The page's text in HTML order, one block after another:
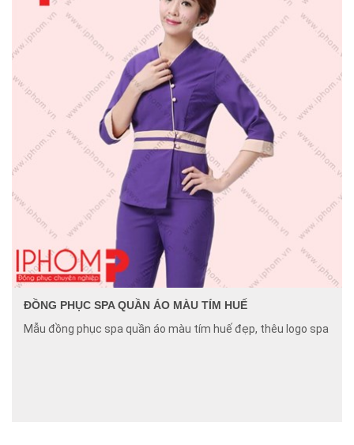
ĐỒNG PHỤC SPA QUẦN ÁO MÀU TÍM HUẾ
Mẫu đồng phục spa quần áo màu tím huế đẹp, thêu logo spa